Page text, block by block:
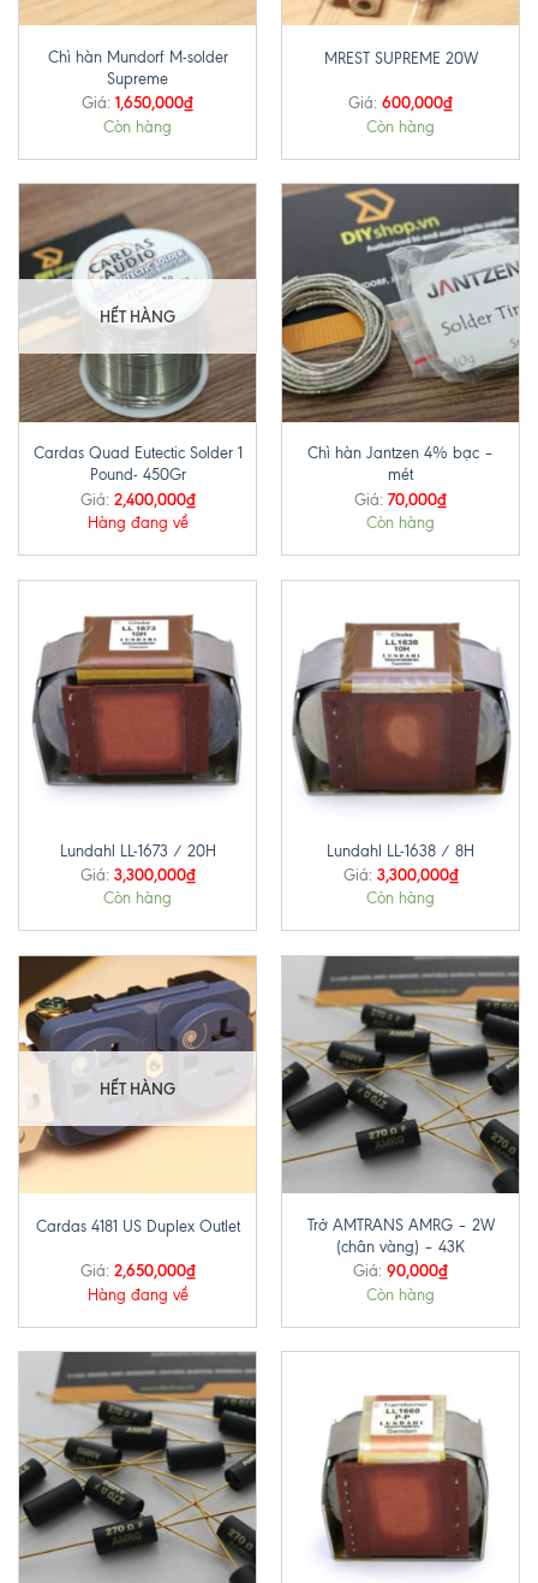
Chì hàn Mundorf M-solder
Supreme
Giá: 1,650,000₫
Còn hàng
MREST SUPREME 20W
Giá: 600,000₫
Còn hàng
HẾT HÀNG
Cardas Quad Eutectic Solder 1
Pound- 450Gr
Giá: 2,400,000₫
Hàng đang về
Chì hàn Jantzen 4% bạc –
mét
Giá: 70,000₫
Còn hàng
Lundahl LL-1673 / 20H
Giá: 3,300,000₫
Còn hàng
Lundahl LL-1638 / 8H
Giá: 3,300,000₫
Còn hàng
HẾT HÀNG
Cardas 4181 US Duplex Outlet
Giá: 2,650,000₫
Hàng đang về
Trở AMTRANS AMRG – 2W
(chân vàng) – 43K
Giá: 90,000₫
Còn hàng